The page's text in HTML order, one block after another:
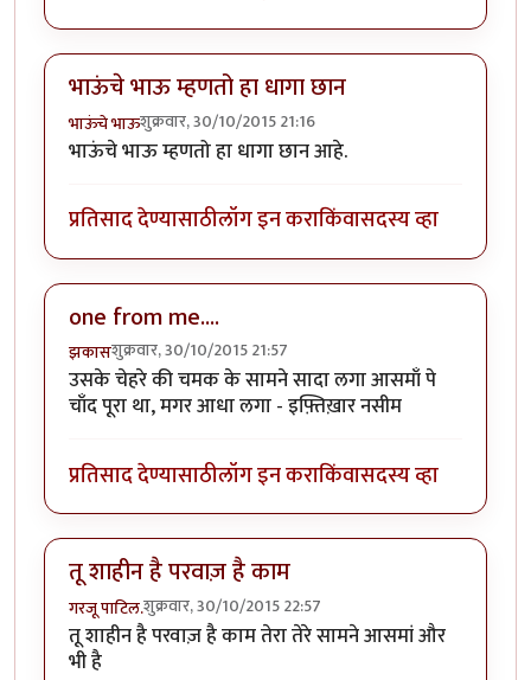
भाऊंचे भाऊ म्हणतो हा धागा छान
भाऊंचे भाऊशुक्रवार, 30/10/2015 21:16
भाऊंचे भाऊ म्हणतो हा धागा छान आहे.
प्रतिसाद देण्यासाठीलॉग इन कराकिंवासदस्य व्हा
one from me....
झकासशुक्रवार, 30/10/2015 21:57
उसके चेहरे की चमक के सामने सादा लगा आसमाँ पे
चाँद पूरा था, मगर आधा लगा - इफ़्तिख़ार नसीम
प्रतिसाद देण्यासाठीलॉग इन कराकिंवासदस्य व्हा
तू शाहीन है परवाज़ है काम
गरजू पाटिल.शुक्रवार, 30/10/2015 22:57
तू शाहीन है परवाज़ है काम तेरा तेरे सामने आसमां और
भी है